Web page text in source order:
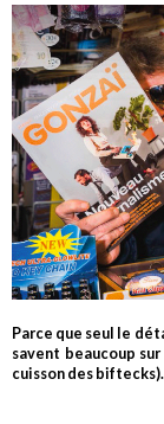
Parce que seul le
savent beaucoup
cuisson des biftecks).